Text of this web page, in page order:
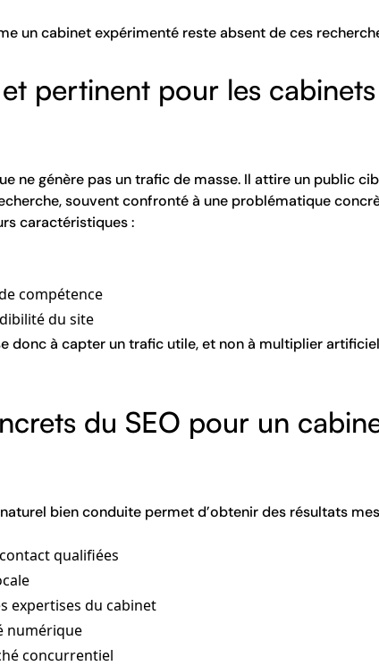
un cabinet expérimenté reste absent de ces
pertinent pour les cabinets
ne génère pas un trafic de masse. Il attire un public
souvent confronté à une problématique
caractéristiques :
compétence
du site
donc à capter un trafic utile, et non à multiplier
du SEO pour un
bien conduite permet d’obtenir des résultats
qualifiées
expertises du cabinet
numérique
concurrentiel